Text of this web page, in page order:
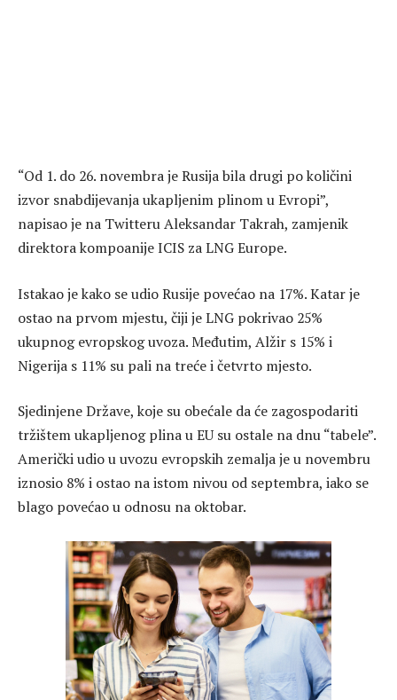
“Od 1. do 26. novembra je Rusija bila drugi po količini
izvor snabdijevanja ukapljenim plinom u Evropi”,
napisao je na Twitteru Aleksandar Takrah, zamjenik
direktora kompoanije ICIS za LNG Europe.
Istakao je kako se udio Rusije povećao na 17%. Katar je
ostao na prvom mjestu, čiji je LNG pokrivao 25%
ukupnog evropskog uvoza. Međutim, Alžir s 15% i
Nigerija s 11% su pali na treće i četvrto mjesto.
Sjedinjene Države, koje su obećale da će zagospodariti
tržištem ukapljenog plina u EU su ostale na dnu “tabele”.
Američki udio u uvozu evropskih zemalja je u novembru
iznosio 8% i ostao na istom nivou od septembra, iako se
blago povećao u odnosu na oktobar.